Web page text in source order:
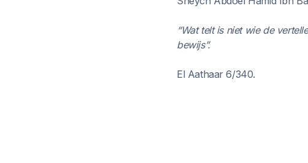
“Wat telt is niet wie de
bewijs”.
El Aathaar 6/340.